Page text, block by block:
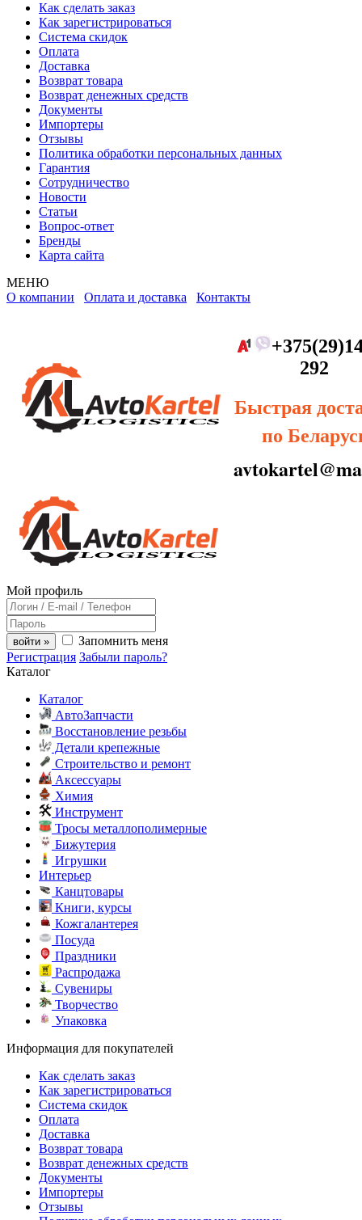
Как сделать заказ
Как зарегистрироваться
Система скидок
Оплата
Доставка
Возврат товара
Возврат денежных средств
Документы
Импортеры
Отзывы
Политика обработки персональных данных
Гарантия
Сотрудничество
Новости
Статьи
Вопрос-ответ
Бренды
Карта сайта
МЕНЮ
О компании Оплата и доставка Контакты
292
Быстрая
по
Мой профиль
войти »
Запомнить меня
Регистрация Забыли пароль?
Каталог
Каталог
АвтоЗапчасти
Восстановление резьбы
Детали крепежные
Строительство и ремонт
Аксессуары
Химия
Инструмент
Тросы металлополимерные
Бижутерия
Игрушки
Интерьер
Канцтовары
Книги, курсы
Кожгалантерея
Посуда
Праздники
Распродажа
Сувениры
Творчество
Упаковка
Информация для покупателей
Как сделать заказ
Как зарегистрироваться
Система скидок
Оплата
Доставка
Возврат товара
Возврат денежных средств
Документы
Импортеры
Отзывы